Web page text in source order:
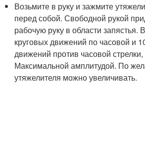
Возьмите в руку и зажмите
перед собой. Свободной рукой
рабочую руку в области запястья.
круговых движений по часовой и
движений против часовой
Максимальной амплитудой. По
утяжелителя можно увеличивать.